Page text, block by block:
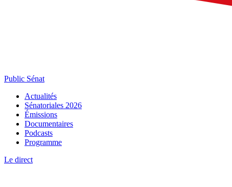
Public Sénat
Actualités
Sénatoriales 2026
Émissions
Documentaires
Podcasts
Programme
Le direct